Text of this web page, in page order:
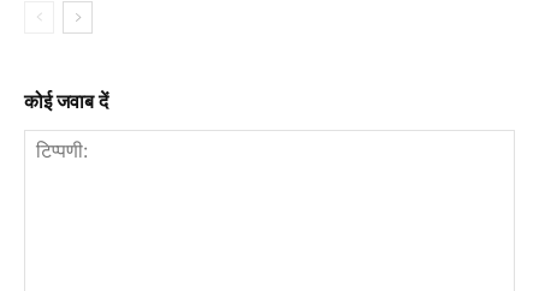
कोई जवाब दें